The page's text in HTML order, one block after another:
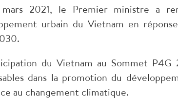
2021, le Premier ministre a
urbain du Vietnam en
du Vietnam au Sommet
dans la promotion du
au changement climatique.